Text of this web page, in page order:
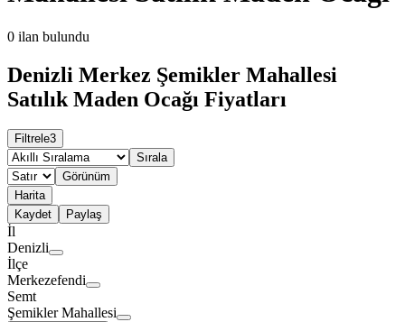
0 ilan bulundu
Denizli Merkez Şemikler Mahallesi
Satılık Maden Ocağı Fiyatları
Filtrele3
Sırala
Görünüm
Harita
Kaydet
Paylaş
İl
Denizli
İlçe
Merkezefendi
Semt
Şemikler Mahallesi